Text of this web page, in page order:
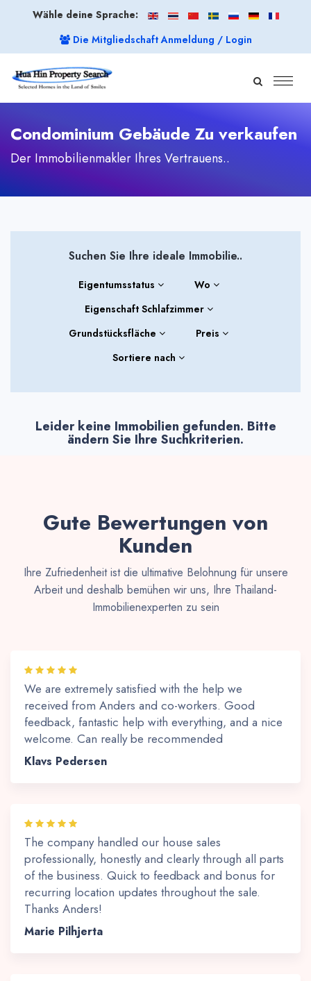
Wähle deine Sprache:
Die Mitgliedschaft Anmeldung / Login
Condominium Gebäude Zu verkaufen
Der Immobilienmakler Ihres Vertrauens..
Suchen Sie Ihre ideale Immobilie..
Eigentumsstatus
Wo
Eigenschaft Schlafzimmer
Grundstücksfläche
Preis
Sortiere nach
Leider keine Immobilien gefunden. Bitte
ändern Sie Ihre Suchkriterien.
Gute Bewertungen von
Kunden
Ihre Zufriedenheit ist die ultimative Belohnung für unsere
Arbeit und deshalb bemühen wir uns, Ihre Thailand-
Immobilienexperten zu sein
We are extremely satisfied with the help we
received from Anders and co-workers. Good
feedback, fantastic help with everything, and a nice
welcome. Can really be recommended
Klavs Pedersen
The company handled our house sales
professionally, honestly and clearly through all parts
of the business. Quick to feedback and bonus for
recurring location updates throughout the sale.
Thanks Anders!
Marie Pilhjerta